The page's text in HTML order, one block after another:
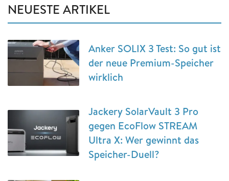
NEUESTE ARTIKEL
Anker SOLIX 3 Test: So gut ist
der neue Premium-Speicher
wirklich
Jackery SolarVault 3 Pro
gegen EcoFlow STREAM
Ultra X: Wer gewinnt das
Speicher-Duell?